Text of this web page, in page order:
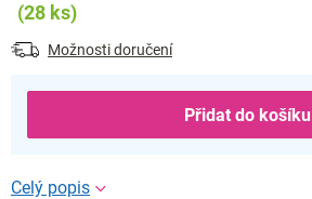
(28 ks)
Možnosti doručení
Přidat do košíku